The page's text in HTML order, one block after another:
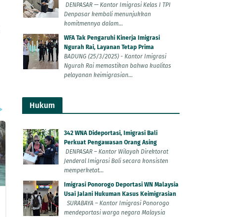
DENPASAR — Kantor Imigrasi Kelas I TPI
Denpasar kembali menunjukkan
komitmennya dalam...
WFA Tak Pengaruhi Kinerja Imigrasi
Ngurah Rai, Layanan Tetap Prima
BADUNG (25/3/2025) - Kantor Imigrasi
Ngurah Rai memastikan bahwa kualitas
pelayanan keimigrasian...
Hukum
342 WNA Dideportasi, Imigrasi Bali
Perkuat Pengawasan Orang Asing
DENPASAR – Kantor Wilayah Direktorat
Jenderal Imigrasi Bali secara konsisten
memperketat...
Imigrasi Ponorogo Deportasi WN Malaysia
Usai Jalani Hukuman Kasus Keimigrasian
SURABAYA – Kantor Imigrasi Ponorogo
mendeportasi warga negara Malaysia